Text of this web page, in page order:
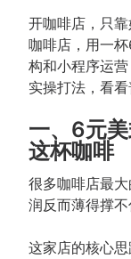
开咖啡店，只
咖啡店，用一
构和小程序运
实操打法，看看
一、6元
这杯咖啡
很多咖啡店最
润反而薄得撑不
这家店的核心思